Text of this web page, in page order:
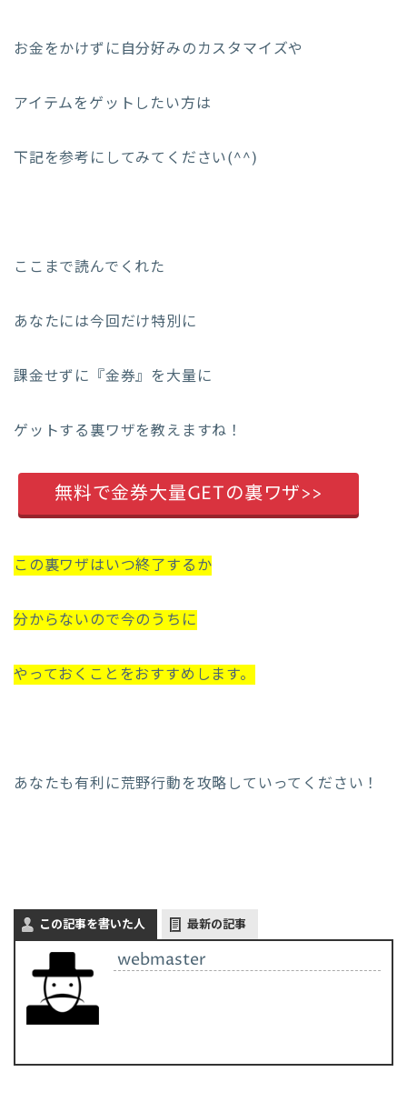
お金をかけずに自分好みのカスタマイズや
アイテムをゲットしたい方は
下記を参考にしてみてください(^^)
ここまで読んでくれた
あなたには今回だけ特別に
課金せずに『金券』を大量に
ゲットする裏ワザを教えますね！
無料で金券大量GETの裏ワザ>>
この裏ワザはいつ終了するか
分からないので今のうちに
やっておくことをおすすめします。
あなたも有利に荒野行動を攻略していってください！
この記事を書いた人 最新の記事
webmaster